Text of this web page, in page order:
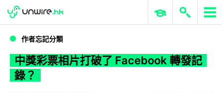
中獎彩票相片打破了 Facebook 轉發記錄？
WWDC 2026 ERP 與商業 AI
作者忘記分類
中獎彩票相片打破了 Facebook 轉發記
錄？